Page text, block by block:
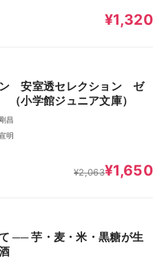
¥1,320
安室透セレクション ゼ
小学館ジュニア文庫）
昌
明
¥2,063¥1,650
── 芋・麦・米・黒糖が生